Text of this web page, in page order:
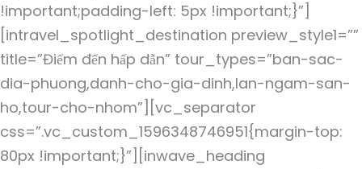
!important;padding-left: 5px !important;}”]
[intravel_spotlight_destination preview_style1=””
title=”Điểm đến hấp dẫn” tour_types=”ban-sac-
dia-phuong,danh-cho-gia-dinh,lan-ngam-san-
ho,tour-cho-nhom”][vc_separator
css=”.vc_custom_1596348746951{margin-top:
80px !important;}”][inwave_heading